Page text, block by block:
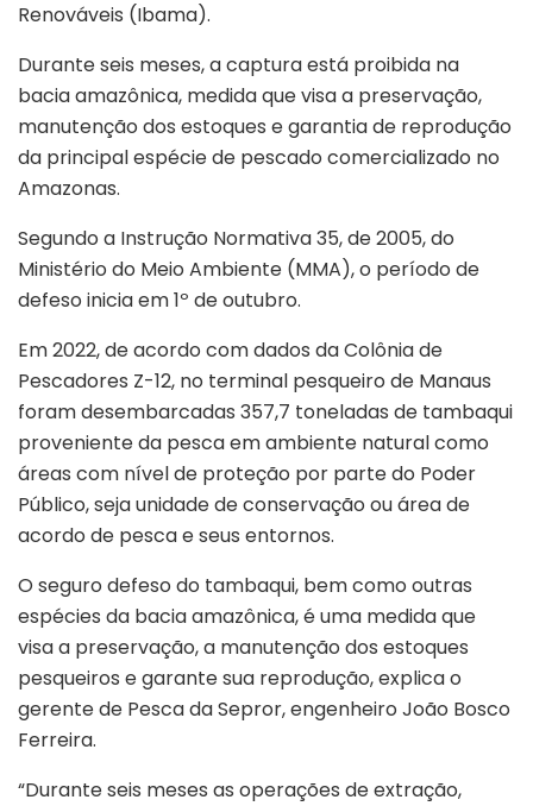
Renováveis (Ibama).
Durante seis meses, a captura está proibida na
bacia amazônica, medida que visa a preservação,
manutenção dos estoques e garantia de reprodução
da principal espécie de pescado comercializado no
Amazonas.
Segundo a Instrução Normativa 35, de 2005, do
Ministério do Meio Ambiente (MMA), o período de
defeso inicia em 1º de outubro.
Em 2022, de acordo com dados da Colônia de
Pescadores Z-12, no terminal pesqueiro de Manaus
foram desembarcadas 357,7 toneladas de tambaqui
proveniente da pesca em ambiente natural como
áreas com nível de proteção por parte do Poder
Público, seja unidade de conservação ou área de
acordo de pesca e seus entornos.
O seguro defeso do tambaqui, bem como outras
espécies da bacia amazônica, é uma medida que
visa a preservação, a manutenção dos estoques
pesqueiros e garante sua reprodução, explica o
gerente de Pesca da Sepror, engenheiro João Bosco
Ferreira.
“Durante seis meses as operações de extração,